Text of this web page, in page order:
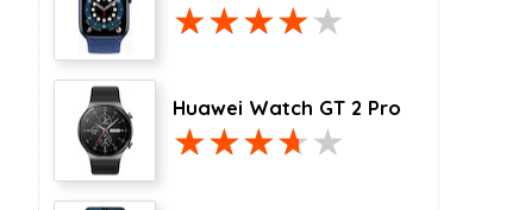
Huawei Watch GT 2 Pro